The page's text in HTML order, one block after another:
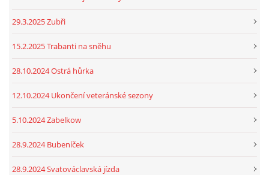
29.3.2025 Zubři
15.2.2025 Trabanti na sněhu
28.10.2024 Ostrá hůrka
12.10.2024 Ukončení veteránské sezony
5.10.2024 Zabelkow
28.9.2024 Bubeníček
28.9.2024 Svatováclavská jízda